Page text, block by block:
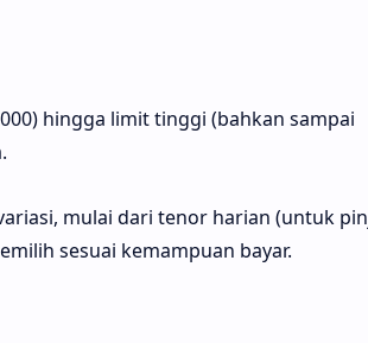
hingga limit tinggi (bahkan sampai
mulai dari tenor harian (untuk
sesuai kemampuan bayar.